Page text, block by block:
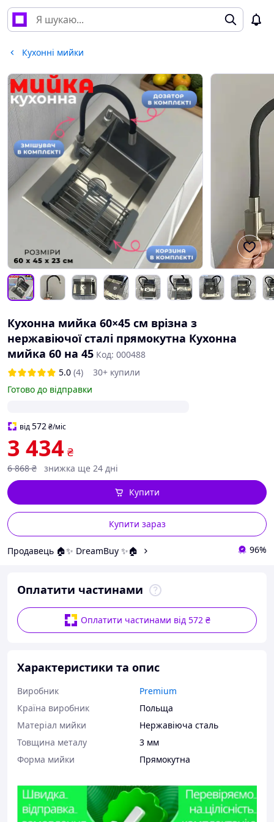
Кухонні мийки
Кухонна мийка 60×45 см врізна з
нержавіючої сталі прямокутна Кухонна
мийка 60 на 45 Код: 000488
5.0 (4)
30+ купили
Готово до відправки
від572₴/міс
3 434 ₴
6 868 ₴ знижка ще 24 дні
Купити зараз
Купити
Продавець 🏠✨ DreamBuy ✨🏠 96%
Оплатити частинами
Оплатити частинами від 572 ₴
Характеристики та опис
Виробник
Premium
Країна виробник
Польща
Матеріал мийки
Нержавіюча сталь
Товщина металу
3 мм
Форма мийки
Прямокутна